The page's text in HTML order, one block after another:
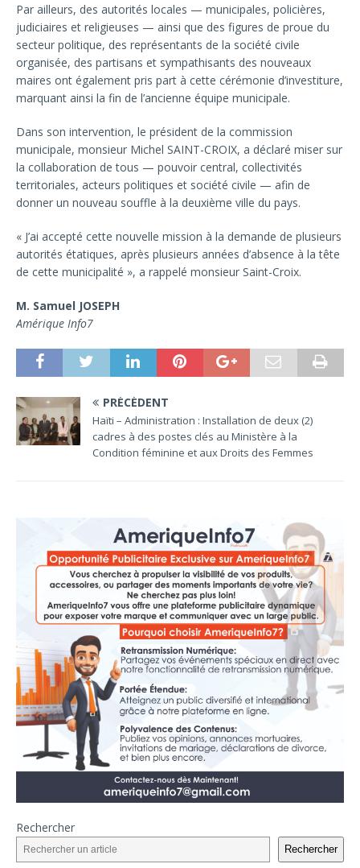
Par ailleurs, des autorités locales — municipales, policières,
judiciaires et religieuses — ainsi que des figures de proue du
secteur politique, des représentants de la société civile
organisée, des partisans et sympathisants des nouveaux
maires ont également pris part à cette cérémonie d’investiture,
marquant ainsi la fin de l’ancienne équipe municipale.
Dans son intervention, le président de la commission
municipale, monsieur Michel SAINT-CROIX, a déclaré miser sur
la collaboration de tous — pouvoir central, collectivités
territoriales, acteurs politiques et société civile — afin de
donner un nouveau souffle à la deuxième ville du pays.
« J’ai accepté cette nouvelle mission à la demande de plusieurs
autorités étatiques, après plusieurs années d’absence à la tête
de cette municipalité », a rappelé monsieur Saint-Croix.
M. Samuel JOSEPH
Amérique Info7
PRÉCÉDENT
Haïti – Administration : Installation de deux (2)
cadres à des postes clés au Ministère à la
Condition féminine et aux Droits des Femmes
Rechercher
Rechercher